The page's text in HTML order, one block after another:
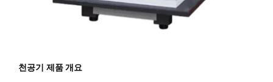
천공기 제품 개요